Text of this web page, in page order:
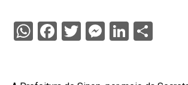
WhatsApp
Facebook
Twitter
Messenger
LinkedIn
Share